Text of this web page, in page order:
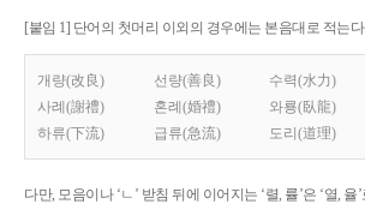
[붙임 1] 단어의 첫머리 이외의 경우에는 본음대로 적는다.
개량(改良) 선량(善良) 수력(水力)
사례(謝禮)
혼례(婚禮) 와룡(臥龍)
하류(下流)
급류(急流) 도리(道理)
다만, 모음이나 ‘ㄴ’ 받침 뒤에 이어지는 ‘렬, 률’은 ‘열,